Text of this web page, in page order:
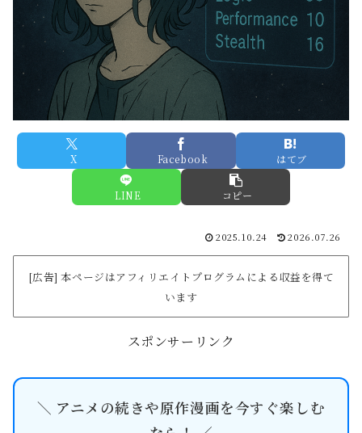
X Facebook はてブ
LINE コピー
2025.10.24 2026.07.26
[広告] 本ページはアフィリエイトプログラムによる収益を得て
います
スポンサーリンク
＼ アニメの続きや原作漫画を今すぐ楽しむ